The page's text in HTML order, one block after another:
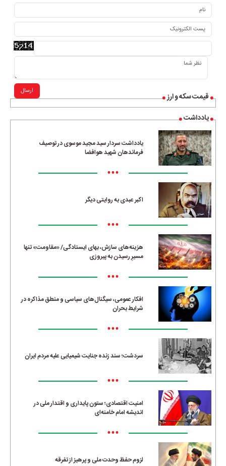
قیمت سکه و ارز
یادداشت
یادداشت سردار سید مجید موسوی در توصیف
فرماندهان شهید هوافضا
•••
اکبر عبدی به روایتی دیگر
•••
هزینه‌های سازش، بهای ایستادگی/ «مقاومت» تنها
مسیرِ رسیدن به پیروزی
•••
افکار عمومی، سیگنال‌های سیاسی و منطق مذاکره در
شرایط بحران
•••
سردشت؛ سند زنده جنایت شیمیایی علیه مردم ایران
•••
امنیت اقتصادی؛ ستون پایداری و اقتدار ملی در
اندیشه امام خامنه‌ای
•••
لزوم حفظ وحدت ملی و پرهیز از تفرقه
ارسال